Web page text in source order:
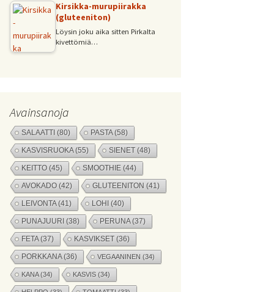
Kirsikka-murupiirakka
(gluteeniton)
Löysin joku aika sitten Pirkalta
kivettömiä…
Avainsanoja
SALAATTI (80) PASTA(58)
KASVISRUOKA(55) SIENET (48)
KEITTO (45) SMOOTHIE (44)
AVOKADO (42) GLUTEENITON (41)
LEIVONTA(41) LOHI (40)
PUNAJUURI (38) PERUNA(37)
FETA(37) KASVIKSET (36)
PORKKANA(36) VEGAANINEN (34)
KANA(34) KASVIS (34)